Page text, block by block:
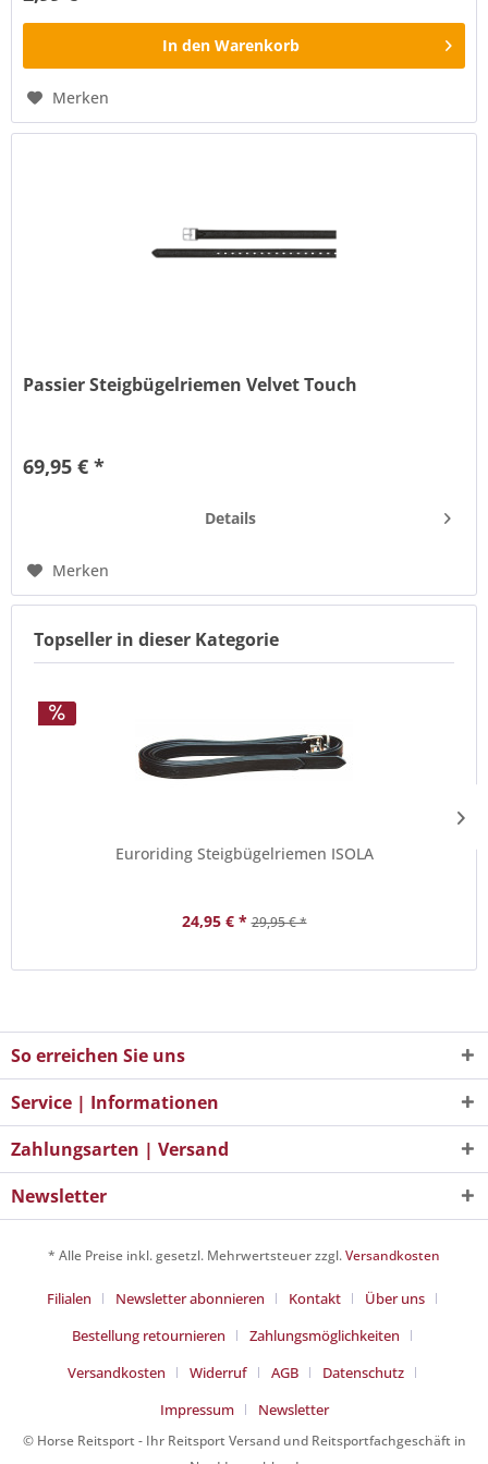
In den Warenkorb
Merken
Passier Steigbügelriemen Velvet Touch
Wahnsinn. Bei dem Material handelt es sich um
und sehr angenehm zu tragen...
69,95 € *
Details
Merken
Topseller in dieser Kategorie
Euroriding Steigbügelriemen ISOLA
24,95 € * 29,95 € *
So erreichen Sie uns
Service | Informationen
Zahlungsarten | Versand
Newsletter
* Alle Preise inkl. gesetzl. Mehrwertsteuer zzgl.Versandkosten
Filialen Newsletter abonnieren Kontakt
Über uns
Bestellung retournieren
Zahlungsmöglichkeiten
Versandkosten
Widerruf AGB
Datenschutz
Impressum
Newsletter
© Horse Reitsport - Ihr Reitsport Versand und Reitsportfachgeschäft in